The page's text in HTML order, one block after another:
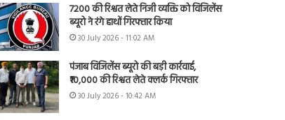
7200 की रिश्वत लेते निजी व्यक्ति को विजिलेंस
ब्यूरो ने रंगे हाथों गिरफ्तार किया
30 July 2026 - 11:02 AM
पंजाब विजिलेंस ब्यूरो की बड़ी कार्रवाई,
₹10,000 की रिश्वत लेते क्लर्क गिरफ्तार
30 July 2026 - 10:42 AM